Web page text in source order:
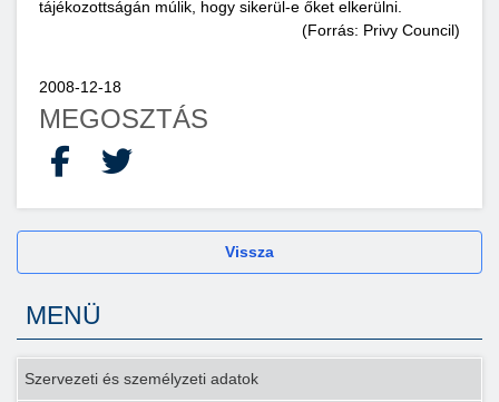
tájékozottságán múlik, hogy sikerül-e őket elkerülni.
(Forrás: Privy Council)
2008-12-18
MEGOSZTÁS
Facebook
X
Vissza
MENÜ
Szervezeti és személyzeti adatok